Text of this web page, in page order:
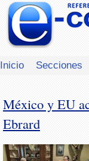
Inicio Secciones
México y EU
Ebrard